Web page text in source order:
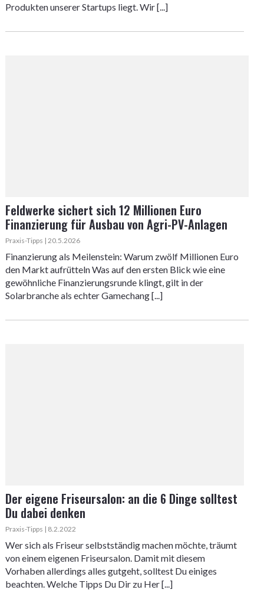
Produkten unserer Startups liegt. Wir [...]
Feldwerke sichert sich 12 Millionen Euro
Finanzierung für Ausbau von Agri-PV-Anlagen
Praxis-Tipps | 20.5.2026
Finanzierung als Meilenstein: Warum zwölf Millionen Euro
den Markt aufrütteln Was auf den ersten Blick wie eine
gewöhnliche Finanzierungsrunde klingt, gilt in der
Solarbranche als echter Gamechang [...]
Der eigene Friseursalon: an die 6 Dinge solltest
Du dabei denken
Praxis-Tipps | 8.2.2022
Wer sich als Friseur selbstständig machen möchte, träumt
von einem eigenen Friseursalon. Damit mit diesem
Vorhaben allerdings alles gutgeht, solltest Du einiges
beachten. Welche Tipps Du Dir zu Her [...]